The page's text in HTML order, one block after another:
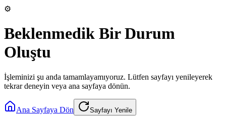
⚙️
Beklenmedik Bir Durum
Oluştu
İşleminizi şu anda tamamlayamıyoruz. Lütfen sayfayı yenileyerek
tekrar deneyin veya ana sayfaya dönün.
Ana Sayfaya Dön Sayfayı Yenile